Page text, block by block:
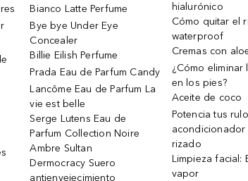
Bianco Latte Perfume
Bye bye Under Eye
Concealer
Billie Eilish Perfume
Prada Eau de Parfum Candy
Lancôme Eau de Parfum La
vie est belle
Serge Lutens Eau de
Parfum Collection Noire
Ambre Sultan
Dermocracy Suero
antienvejecimiento
hialurónico
Cómo quitar el
waterproof
Cremas con
¿Cómo eliminar
en los pies?
Aceite de coco
Potencia tus
rizado
Limpieza facial:
vapor